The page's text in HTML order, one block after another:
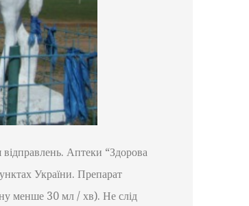
Аптеки “Здорова
України. Препарат
менше 30 мл / хв). Не слід